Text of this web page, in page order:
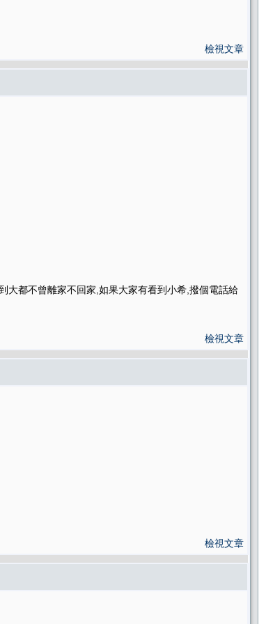
檢視文章
大都不曾離家不回家,如果大家有看到小希,撥個電話給
檢視文章
檢視文章